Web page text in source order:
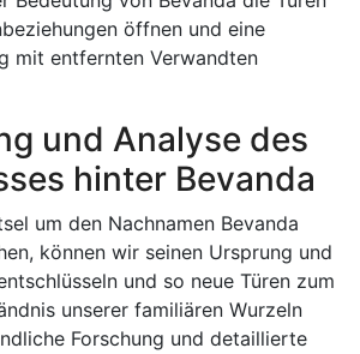
öffnen und eine
mit entfernten Verwandten
und Analyse des
hinter Bevanda
um den Nachnamen Bevanda
können wir seinen Ursprung und
und so neue Türen zum
unserer familiären Wurzeln
Forschung und detaillierte